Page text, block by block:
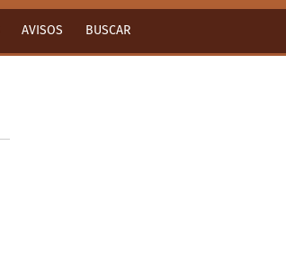
AVISOS BUSCAR